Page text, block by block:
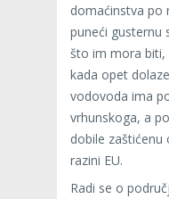
domaćinstva po
puneći gusternu
što im mora biti,
kada opet
vodovoda ima
vrhunskoga, a
dobile zaštićenu
razini EU.
Radi se o